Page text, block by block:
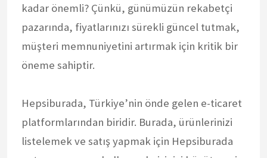
kadar önemli? Çünkü, günümüzün rekabetçi
pazarında, fiyatlarınızı sürekli güncel tutmak,
müşteri memnuniyetini artırmak için kritik bir
öneme sahiptir.
Hepsiburada, Türkiye’nin önde gelen e-ticaret
platformlarından biridir. Burada, ürünlerinizi
listelemek ve satış yapmak için Hepsiburada